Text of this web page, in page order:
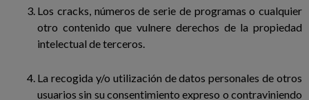
Los cracks, números de serie de programas o cualquier
otro contenido que vulnere derechos de la propiedad
intelectual de terceros.
La recogida y/o utilización de datos personales de otros
usuarios sin su consentimiento expreso o contraviniendo